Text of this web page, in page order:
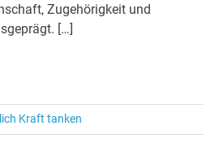
Zugehörigkeit und
[…]
Kraft tanken